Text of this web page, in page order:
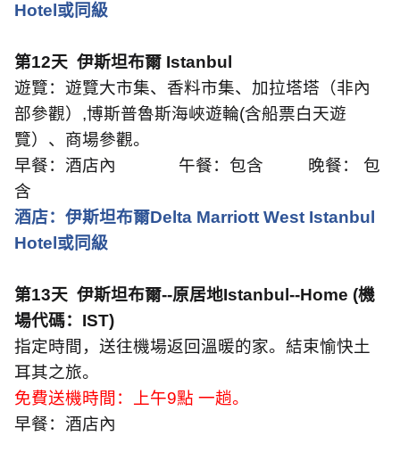
Hotel 或同級
第12天 伊斯坦布爾 Istanbul
遊覽：遊覽大市集、香料市集、加拉塔塔（非內
部參觀） ,博斯普魯斯海峽遊輪(含船票白天遊
覽）、商場參觀。
早餐：酒店內
午餐：包含
晚餐： 包
含
酒店：伊斯坦布爾Delta Marriott West Istanbul
Hotel 或同級
第13天 伊斯坦布爾--原居地Istanbul--Home (機
場代碼： IST)
指定時間，送往機場返回溫暖的家。結束愉快土
耳其之旅。
免費送機時間：上午9點 一趟。
早餐：酒店內